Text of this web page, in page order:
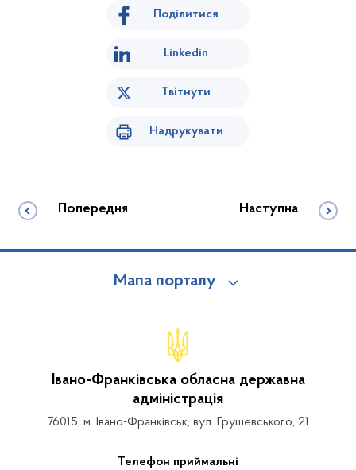
Поділитися
Linkedin
Твітнути
Надрукувати
Попередня Наступна
Мапа порталу
Івано-Франківська обласна державна
адміністрація
76015, м. Івано-Франківськ, вул. Грушевського, 21
Телефон приймальні